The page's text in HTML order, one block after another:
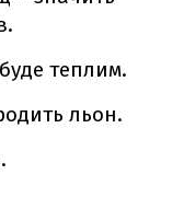
теплим.
льон.